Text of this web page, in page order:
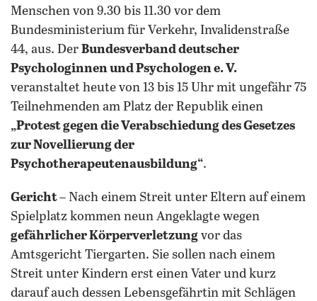
Menschen von 9.30 bis 11.30 vor dem
Bundesministerium für Verkehr, Invalidenstraße
44, aus. Der Bundesverband deutscher
Psychologinnen und Psychologen e. V.
veranstaltet heute von 13 bis 15 Uhr mit ungefähr 75
Teilnehmenden am Platz der Republik einen
„Protest gegen die Verabschiedung des Gesetzes
zur Novellierung der
Psychotherapeutenausbildung“.
Gericht– Nach einem Streit unter Eltern auf einem
Spielplatz kommen neun Angeklagte wegen
gefährlicher Körperverletzung vor das
Amtsgericht Tiergarten. Sie sollen nach einem
Streit unter Kindern erst einen Vater und kurz
darauf auch dessen Lebensgefährtin mit Schlägen